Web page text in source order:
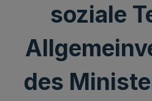
soziale
des